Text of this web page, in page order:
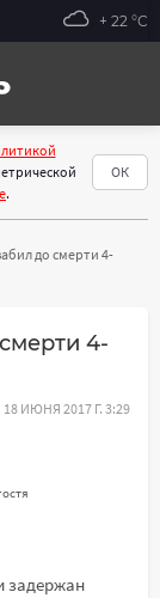
+ 22 °С
.
ОК
до смерти 4-
4-
18 ИЮНЯ 2017 Г. 3:29
задержан